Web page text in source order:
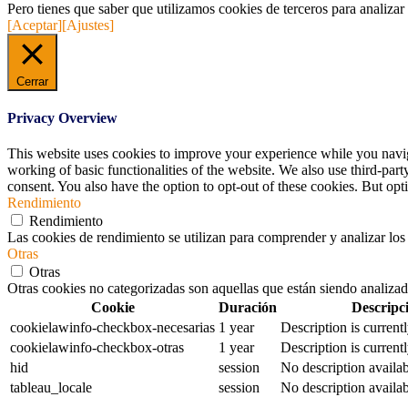
Pero tienes que saber que utilizamos cookies de terceros para
[Aceptar][Ajustes]
Cerrar
Privacy Overview
This website uses cookies to improve your experience while you
working of basic functionalities of the website. We also use third-
consent. You also have the option to opt-out of these cookies. But
Rendimiento
Rendimiento
Las cookies de rendimiento se utilizan para comprender y analizar
Otras
Otras
Otras cookies no categorizadas son aquellas que están siendo
Cookie
Duración
cookielawinfo-checkbox-necesarias 1 year
Description is
cookielawinfo-checkbox-otras
1 year
Description is
hid
session
No description
tableau_locale
session
No description